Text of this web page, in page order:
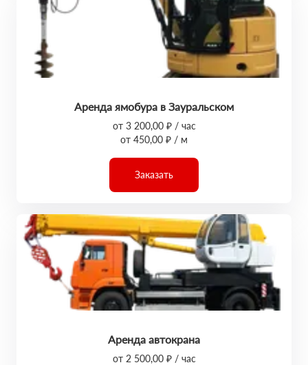
Аренда ямобура в Зауральском
от 3 200,00 ₽ / час
от 450,00 ₽ / м
Заказать
Аренда автокрана
от 2 500,00 ₽ / час